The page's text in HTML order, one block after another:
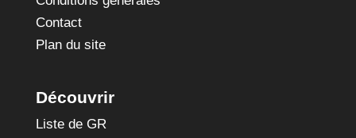
Contact
Plan du site
Découvrir
Liste de GR